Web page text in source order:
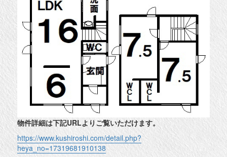
物件詳細は下記URLよりご覧いただけます。
https://www.kushiroshi.com/detail.php?
heya_no=17319681910138